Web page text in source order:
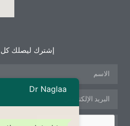
إشترك ليصلك كل
Dr Naglaa